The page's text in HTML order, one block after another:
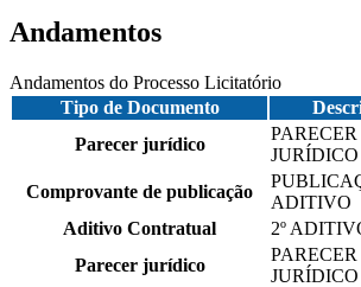
Andamentos
Andamentos do Processo Licitatório
Tipo de Documento
Parecer jurídico
PARECER
JURÍDICO
Comprovante de publicação
ADITIVO
Aditivo Contratual
2º
Parecer jurídico
PARECER
JURÍDICO